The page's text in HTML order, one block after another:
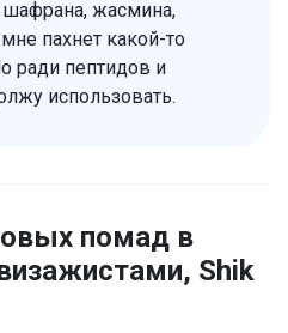
жасмина,
пахнет какой-то
ради пептидов и
использовать.
помад в
Shik